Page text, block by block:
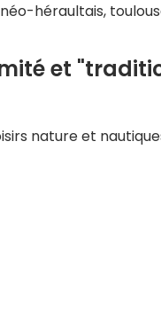
héraultais,
et
nature et